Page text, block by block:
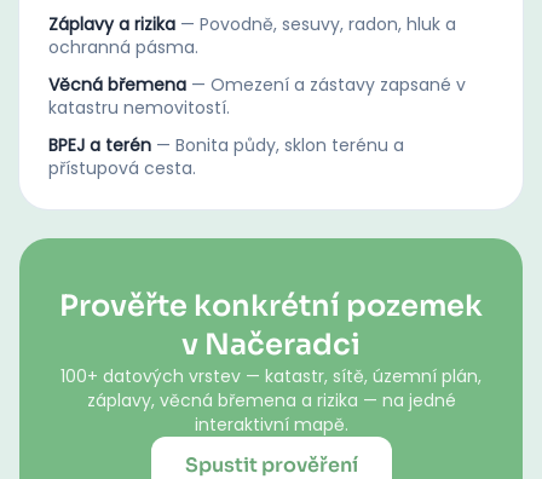
Záplavy a rizika — Povodně, sesuvy, radon, hluk a
ochranná pásma.
Věcná břemena — Omezení a zástavy zapsané v
katastru nemovitostí.
BPEJ a terén — Bonita půdy, sklon terénu a
přístupová cesta.
Prověřte konkrétní pozemek
v Načeradci
100+ datových vrstev — katastr, sítě, územní plán,
záplavy, věcná břemena a rizika — na jedné
interaktivní mapě.
Spustit prověření